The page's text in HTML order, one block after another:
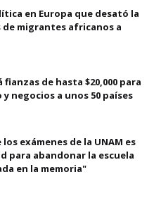
en Europa que desató la
de migrantes africanos a
fianzas de hasta $20,000 para
negocios a unos 50 países
exámenes de la UNAM es
para abandonar la escuela
en la memoria"